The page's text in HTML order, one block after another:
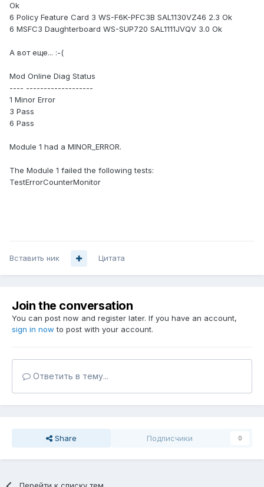
Ok
6 Policy Feature Card 3 WS-F6K-PFC3B SAL1130VZ46 2.3 Ok
6 MSFC3 Daughterboard WS-SUP720 SAL1111JVQV 3.0 Ok
А вот еще... :-(
Mod Online Diag Status
---- -------------------
1 Minor Error
3 Pass
6 Pass
Module 1 had a MINOR_ERROR.
The Module 1 failed the following tests:
TestErrorCounterMonitor
Вставить ник Цитата
Join the conversation
You can post now and register later. If you have an account,
sign in now to post with your account.
Ответить в тему...
Share Подписчики 0